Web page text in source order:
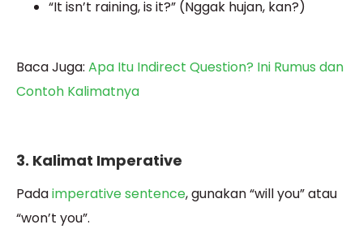
“It isn’t raining, is it?” (Nggak hujan, kan?)
Baca Juga: Apa Itu Indirect Question? Ini Rumus dan
Contoh Kalimatnya
3. Kalimat Imperative
Padaimperative sentence, gunakan “will you” atau
“won’t you”.